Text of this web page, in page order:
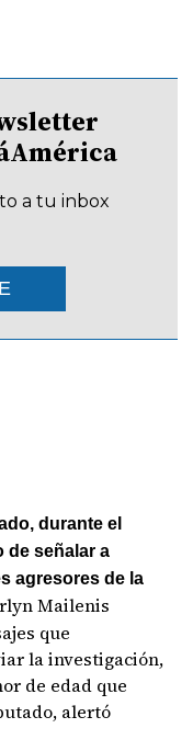
a tu inbox
durante el
de señalar a
agresores de la
Mailenis
que
la investigación,
de edad que
alertó